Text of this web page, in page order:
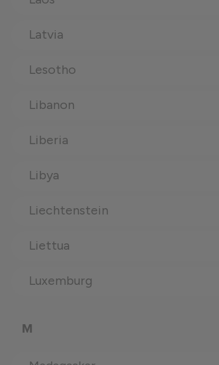
Latvia
Lesotho
Libanon
Liberia
Libya
Liechtenstein
Liettua
Luxemburg
M